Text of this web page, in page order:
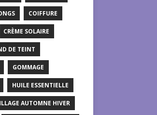
COIFFURE
CRÈME SOLAIRE
DE TEINT
GOMMAGE
HUILE ESSENTIELLE
AUTOMNE HIVER